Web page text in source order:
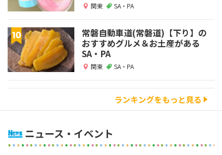
関東 SA・PA
常磐自動車道(常磐道)【下り】の
おすすめグルメ＆お土産がある
SA・PA
関東 SA・PA
ランキングをもっと見る
ニュース・イベント